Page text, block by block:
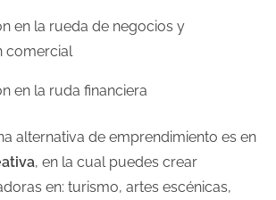
en la rueda de negocios y
comercial
en la ruda financiera
alternativa de emprendimiento es en
, en la cual puedes crear
en: turismo, artes escénicas,